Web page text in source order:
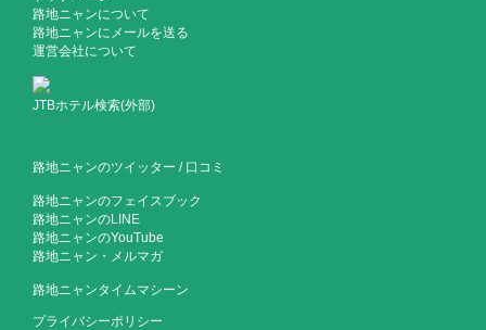
路地ニャンについて
路地ニャンにメールを送る
運営会社について
JTBホテル検索(外部)
路地ニャンのツイッター / 口コミ
路地ニャンのフェイスブック
路地ニャンのLINE
路地ニャンのYouTube
路地ニャン・メルマガ
路地ニャンタイムマシーン
プライバシーポリシー